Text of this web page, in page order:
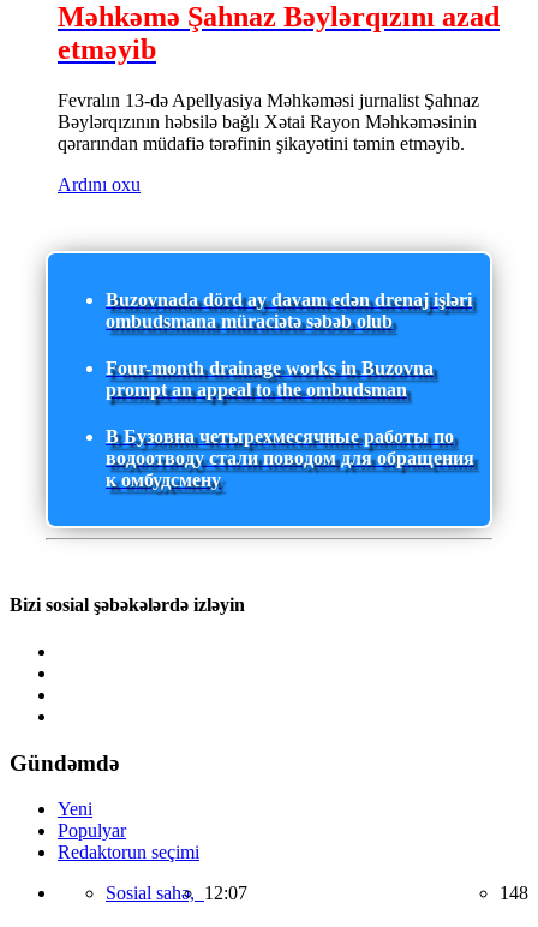
Məhkəmə Şahnaz Bəylərqızını azad
etməyib
Fevralın 13-də Apellyasiya Məhkəməsi jurnalist Şahnaz
Bəylərqızının həbsilə bağlı Xətai Rayon Məhkəməsinin
qərarından müdafiə tərəfinin şikayətini təmin etməyib.
Ardını oxu
Buzovnada dörd ay davam edən drenaj işləri
ombudsmana müraciətə səbəb olub
Four-month drainage works in Buzovna
prompt an appeal to the ombudsman
В Бузовна четырехмесячные работы по
водоотводу стали поводом для обращения
к омбудсмену
Bizi sosial şəbəkələrdə izləyin
Gündəmdə
Yeni
Populyar
Redaktorun seçimi
Sosial sahə, 12:07 148